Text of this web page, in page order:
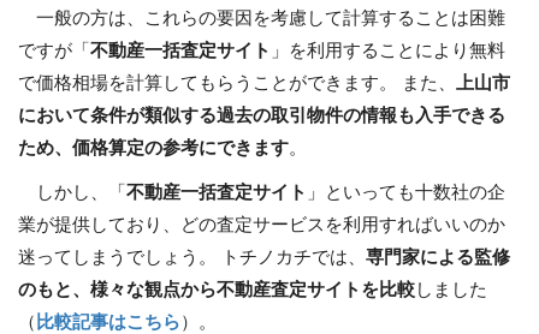
一般の方は、これらの要因を考慮して計算することは困難
ですが「 不動産一括査定サイト 」を利用することにより無料
で価格相場を計算してもらうことができます。 また、 上山市
において条件が類似する過去の取引物件の情報も入手できる
ため、価格算定の参考にできます。
しかし、「 不動産一括査定サイト 」といっても十数社の企
業が提供しており、どの査定サービスを利用すればいいのか
迷ってしまうでしょう。 トチノカチでは、 専門家による監修
のもと、様々な観点から不動産査定サイトを比較 しました
（ 比較記事はこちら ）。